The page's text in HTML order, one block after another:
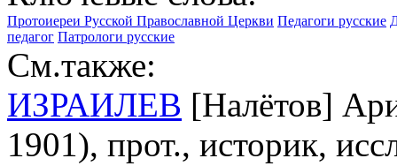
Протоиереи Русской Православной Церкви Педагоги русские
педагог Патрологи русские
См.также:
ИЗРАИЛЕВ [Налётов]
1901), прот., историк,